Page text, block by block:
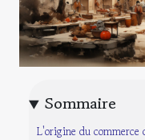
Sommaire
L'origine du commerce